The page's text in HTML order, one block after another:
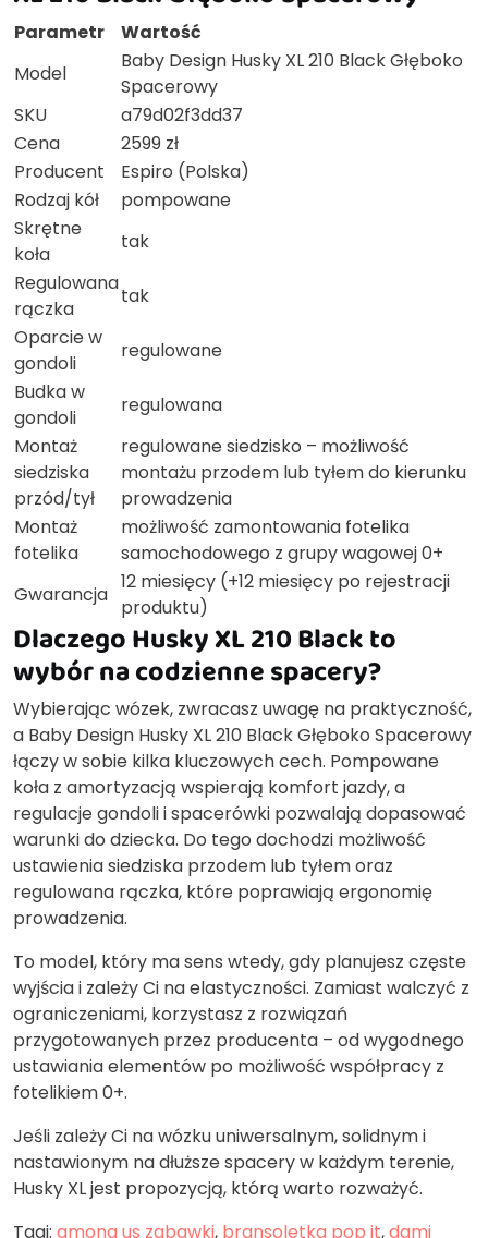
Parametr
Wartość
Model
Baby Design Husky XL 210 Black Głęboko
Spacerowy
SKU
a79d02f3dd37
Cena
2599 zł
Producent
Espiro (Polska)
Rodzaj kół
pompowane
Skrętne
koła
tak
Regulowana
rączka
tak
Oparcie w
gondoli
regulowane
Budka w
gondoli
regulowana
Montaż
siedziska
przód/tył
regulowane siedzisko – możliwość
montażu przodem lub tyłem do kierunku
prowadzenia
Montaż
fotelika
możliwość zamontowania fotelika
samochodowego z grupy wagowej 0+
Gwarancja
12 miesięcy (+12 miesięcy po rejestracji
produktu)
Dlaczego Husky XL 210 Black to
wybór na codzienne spacery?
Wybierając wózek, zwracasz uwagę na praktyczność,
a Baby Design Husky XL 210 Black Głęboko Spacerowy
łączy w sobie kilka kluczowych cech. Pompowane
koła z amortyzacją wspierają komfort jazdy, a
regulacje gondoli i spacerówki pozwalają dopasować
warunki do dziecka. Do tego dochodzi możliwość
ustawienia siedziska przodem lub tyłem oraz
regulowana rączka, które poprawiają ergonomię
prowadzenia.
To model, który ma sens wtedy, gdy planujesz częste
wyjścia i zależy Ci na elastyczności. Zamiast walczyć z
ograniczeniami, korzystasz z rozwiązań
przygotowanych przez producenta – od wygodnego
ustawiania elementów po możliwość współpracy z
fotelikiem 0+.
Jeśli zależy Ci na wózku uniwersalnym, solidnym i
nastawionym na dłuższe spacery w każdym terenie,
Husky XL jest propozycją, którą warto rozważyć.
Tagi: among us zabawki, bransoletka pop it,dami